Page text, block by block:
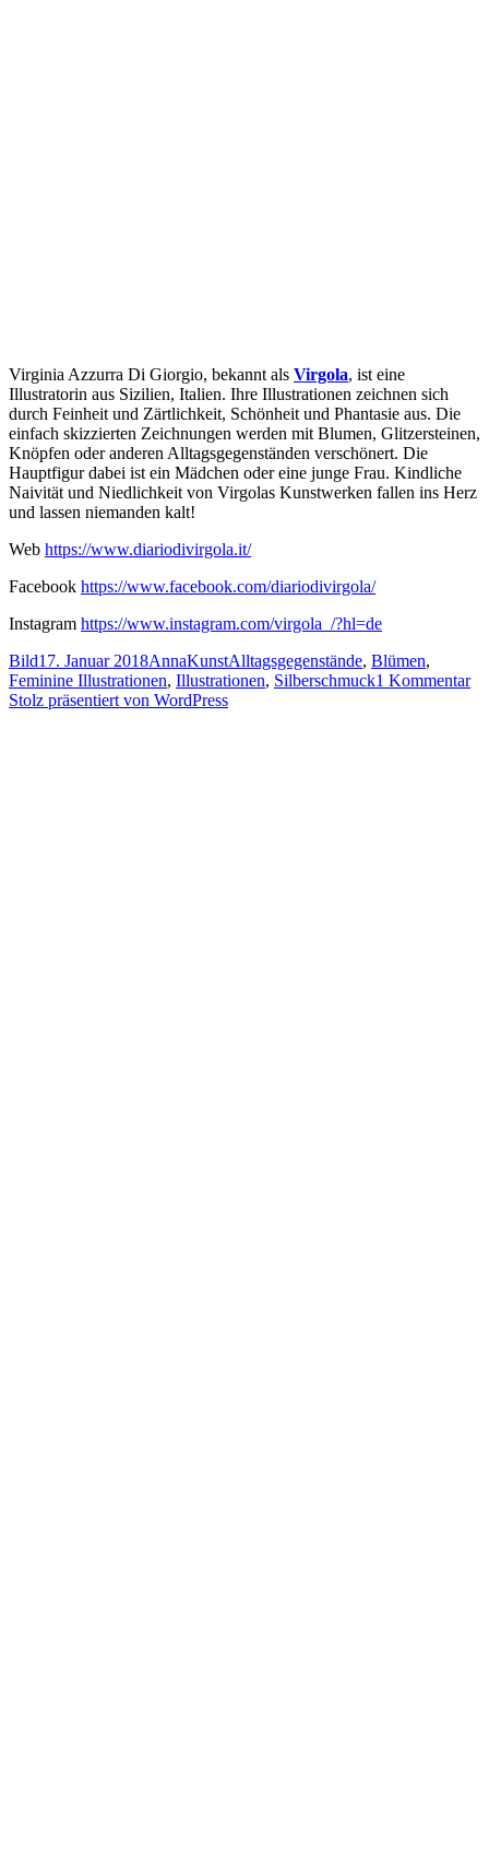
Virginia Azzurra Di Giorgio, bekannt als Virgola, ist eine
Illustratorin aus Sizilien, Italien. Ihre Illustrationen zeichnen sich
durch Feinheit und Zärtlichkeit, Schönheit und Phantasie aus. Die
einfach skizzierten Zeichnungen werden mit Blumen, Glitzersteinen,
Knöpfen oder anderen Alltagsgegenständen verschönert. Die
Hauptfigur dabei ist ein Mädchen oder eine junge Frau. Kindliche
Naivität und Niedlichkeit von Virgolas Kunstwerken fallen ins Herz
und lassen niemanden kalt!
Web https://www.diariodivirgola.it/
Facebook https://www.facebook.com/diariodivirgola/
Instagram https://www.instagram.com/virgola_/?hl=de
Format
BildVeröffentlicht
am
17. Januar 2018Autor
AnnaKategorien
KunstSchlagwörter
Alltagsgegenstände, Blümen,
Feminine Illustrationen, Illustrationen, Silberschmuck1 Kommentarzu
Stolz präsentiert von WordPress